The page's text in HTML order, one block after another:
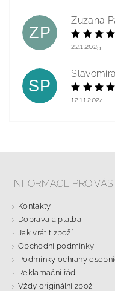
ZP
Zuzana
22.1.2025
SP
12.11.2024
INFORMACE PRO VÁS
Kontakty
Doprava a platba
Jak vrátit zboží
Obchodní podmínky
Podmínky ochrany
Reklamační řád
Vždy originální zboží